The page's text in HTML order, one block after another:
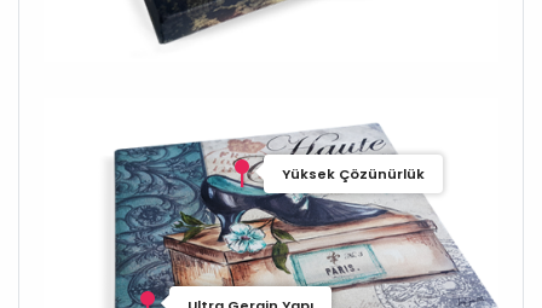
Yüksek Çözünürlük